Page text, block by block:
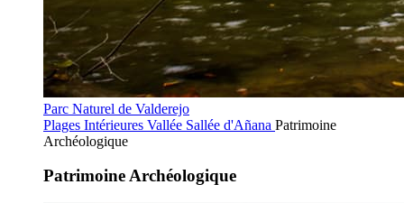
Parc Naturel de Valderejo
Plages Intérieures Vallée Sallée d'Añana Patrimoine
Archéologique
Patrimoine Archéologique